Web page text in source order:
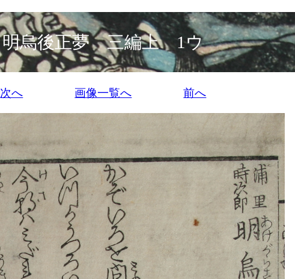
明烏後正夢 三編上 1ウ
次へ 画像一覧へ 前へ